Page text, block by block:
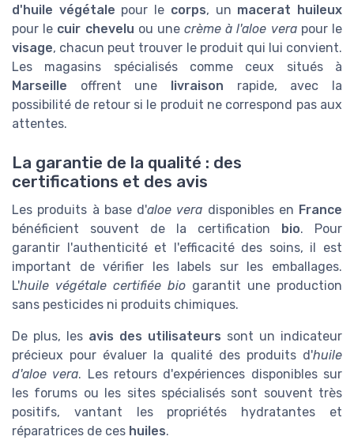
d'huile végétale pour le corps, un macerat huileux
pour le cuir chevelu ou unecrème à l'aloe verapour le
visage, chacun peut trouver le produit qui lui convient.
Les magasins spécialisés comme ceux situés à
Marseille offrent une livraison rapide, avec la
possibilité de retour si le produit ne correspond pas aux
attentes.
La garantie de la qualité : des
certifications et des avis
Les produits à base d'aloe vera disponibles en France
bénéficient souvent de la certification bio. Pour
garantir l'authenticité et l'efficacité des soins, il est
important de vérifier les labels sur les emballages.
L'huile végétale certifiée bio garantit une production
sans pesticides ni produits chimiques.
De plus, les avis des utilisateurs sont un indicateur
précieux pour évaluer la qualité des produits d'huile
d'aloe vera. Les retours d'expériences disponibles sur
les forums ou les sites spécialisés sont souvent très
positifs, vantant les propriétés hydratantes et
réparatrices de ces huiles.